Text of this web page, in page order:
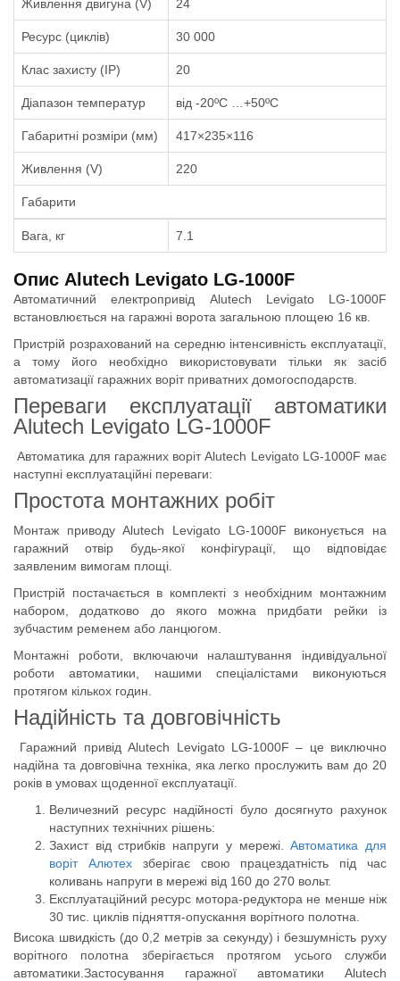
Живлення двигуна (V) 24
Ресурс (циклів) 30 000
Клас захисту (IP) 20
Діапазон температур від -20ºС …+50ºС
Габаритні розміри (мм) 417×235×116
Живлення (V) 220
Габарити
Вага, кг 7.1
Опис Alutech Levigato LG-1000F
Автоматичний електропривід Alutech Levigato LG-1000F
встановлюється на гаражні ворота загальною площею 16 кв.
Пристрій розрахований на середню інтенсивність експлуатації,
а тому його необхідно використовувати тільки як засіб
автоматизації гаражних воріт приватних домогосподарств.
Переваги експлуатації автоматики
Alutech Levigato LG-1000F
Автоматика для гаражних воріт Alutech Levigato LG-1000F має
наступні експлуатаційні переваги:
Простота монтажних робіт
Монтаж приводу Alutech Levigato LG-1000F виконується на
гаражний отвір будь-якої конфігурації, що відповідає
заявленим вимогам площі.
Пристрій постачається в комплекті з необхідним монтажним
набором, додатково до якого можна придбати рейки із
зубчастим ременем або ланцюгом.
Монтажні роботи, включаючи налаштування індивідуальної
роботи автоматики, нашими спеціалістами виконуються
протягом кількох годин.
Надійність та довговічність
Гаражний привід Alutech Levigato LG-1000F – це виключно
надійна та довговічна техніка, яка легко прослужить вам до 20
років в умовах щоденної експлуатації.
Величезний ресурс надійності було досягнуто рахунок
наступних технічних рішень:
Захист від стрибків напруги у мережі.Автоматика для
воріт Алютехзберігає свою працездатність під час
коливань напруги в мережі від 160 до 270 вольт.
Експлуатаційний ресурс мотора-редуктора не менше ніж
30 тис. циклів підняття-опускання ворітного полотна.
Висока швидкість (до 0,2 метрів за секунду) і безшумність руху
ворітного полотна зберігається протягом усього служби
автоматики.Застосування гаражної автоматики Alutech